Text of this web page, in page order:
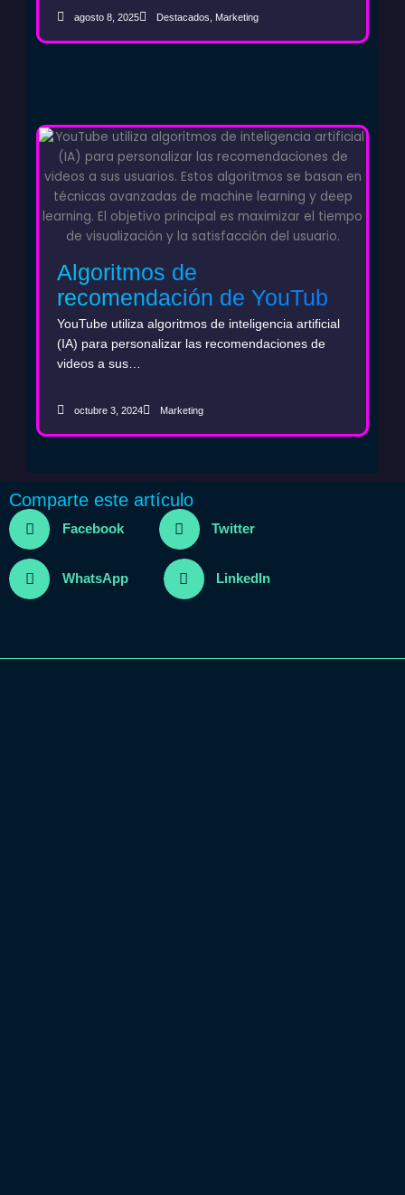
agosto 8, 2025 Destacados Marketing
Algoritmos de
recomendación de YouTube
y marketing con AI: La clave
para aumentar la visibilidad
de tu marca
YouTube utiliza algoritmos de inteligencia artificial
(IA) para personalizar las recomendaciones de
videos a sus…
octubre 3, 2024 Marketing
Comparte este artículo
Facebook Twitter
WhatsApp LinkedIn